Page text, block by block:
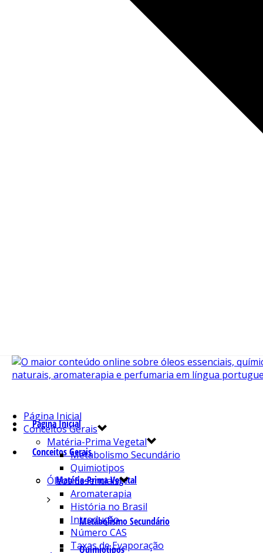
Página Inicial
Conceitos Gerais
Matéria-Prima Vegetal
Metabolismo Secundário
Quimiotipos
Página Inicial
Conceitos Gerais
Matéria-Prima Vegetal
Metabolismo Secundário
Quimiotipos
Óleos Essenciais
Aromaterapia
História no Brasil
Introdução
Número CAS
Taxas de Evaporação